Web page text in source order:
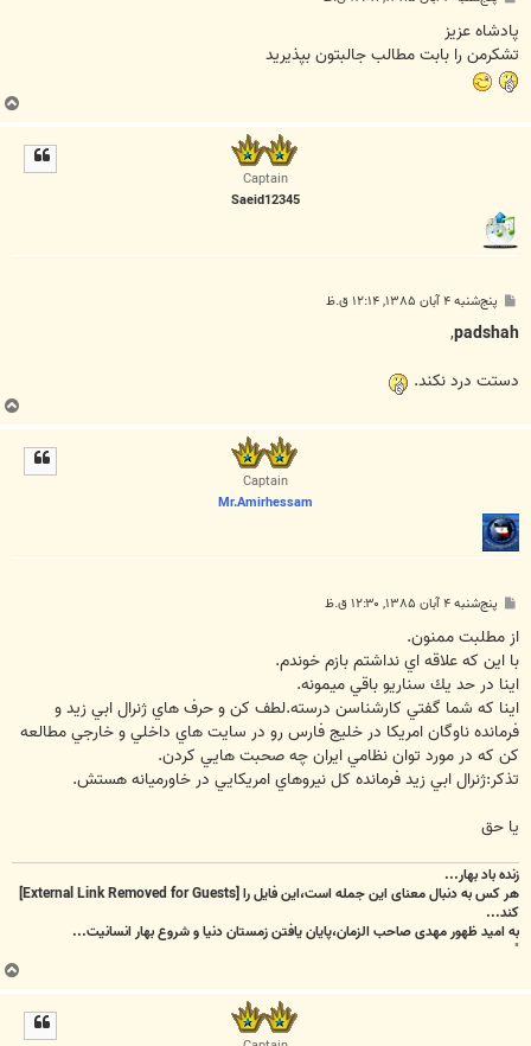
ت
پادشاه عزیز
تشکرمن را بابت مطالب جالبتون بپذیرید
ب
ا
Captain
Saeid12345
پ
ت
پنج‌شنبه ۴ آبان ۱۳۸۵, ۱۲:۱۴ ق.ظ
padshah
,
دستت درد نکند.
ب
ا
Captain
Mr.Amirhessam
پ
ت
پنج‌شنبه ۴ آبان ۱۳۸۵, ۱۲:۳۰ ق.ظ
از مطلبت ممنون.
با اين كه علاقه اي نداشتم بازم خوندم.
اينا در حد يك سناريو باقي ميمونه.
اينا كه شما گفتي كارشناسن درسته.لطف كن و حرف هاي ژنرال ابي زيد و
فرمانده ناوگان امريكا در خليج فارس رو در سايت هاي داخلي و خارجي مطالعه
كن كه در مورد توان نظامي ايران چه صحبت هايي كردن.
تذكر:ژنرال ابي زيد فرمانده كل نيروهاي امريكايي در خاورميانه هستش.
يا حق
زنده باد بهار...
هر کس به دنبال معنای این جمله است،این فایل را[External Link Removed for Guests]
کند...
به امید ظهور مهدی صاحب الزمان،پایان یافتن زمستان دنیا و شروع بهار انسانیت...
ب
ا